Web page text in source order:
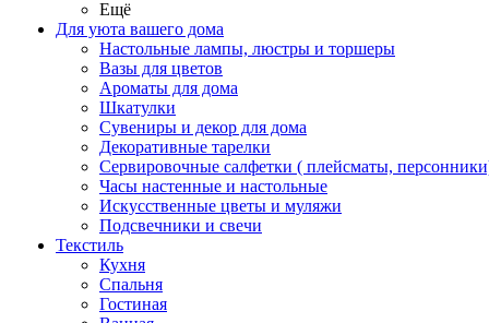
Ещё
Для уюта вашего дома
Настольные лампы, люстры и торшеры
Вазы для цветов
Ароматы для дома
Шкатулки
Сувениры и декор для дома
Декоративные тарелки
Сервировочные салфетки ( плейсматы,
Часы настенные и настольные
Искусственные цветы и муляжи
Подсвечники и свечи
Текстиль
Кухня
Спальня
Гостиная